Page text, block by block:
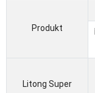
Produkt
Litong Super